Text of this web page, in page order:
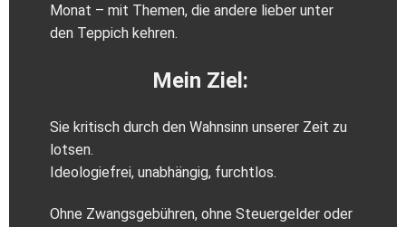
Monat – mit Themen, die andere lieber unter
den Teppich kehren.
Mein Ziel:
Sie kritisch durch den Wahnsinn unserer Zeit zu
lotsen.
Ideologiefrei, unabhängig, furchtlos.
Ohne Zwangsgebühren, ohne Steuergelder oder